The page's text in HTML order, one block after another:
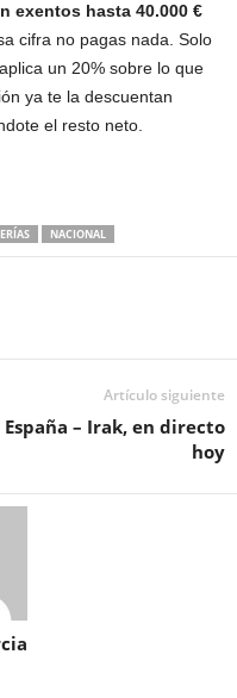
exentos hasta 40.000 €
cifra no pagas nada. Solo
un 20% sobre lo que
ya te la descuentan
el resto neto.
NACIONAL
Artículo siguiente
España – Irak, en directo
hoy